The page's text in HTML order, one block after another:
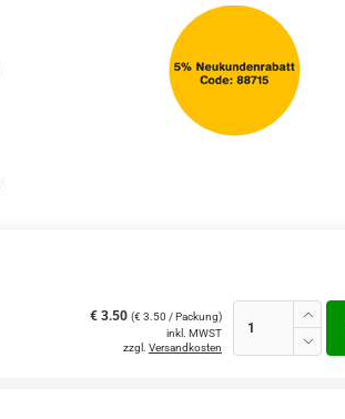
€ 3.50 (€ 3.50 / Packung)
inkl. MWST
zzgl. Versandkosten